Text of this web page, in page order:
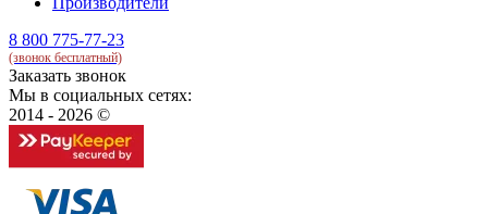
8 800 775-77-23
(звонок бесплатный)
Заказать звонок
Мы в социальных сетях:
2014 - 2026 ©